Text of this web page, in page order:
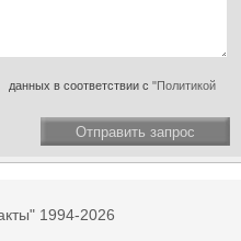
в соответствии с "Политикой
Отправить запрос
1994-2026